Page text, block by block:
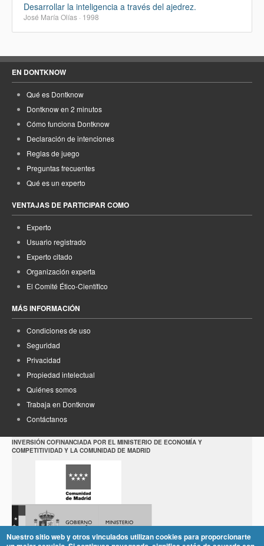
Desarrollar la inteligencia a través del ajedrez.
José María Olías · 1998
EN DONTKNOW
Qué es Dontknow
Dontknow en 2 minutos
Cómo funciona Dontknow
Declaración de intenciones
Reglas de juego
Preguntas frecuentes
Qué es un experto
VENTAJAS DE PARTICIPAR COMO
Experto
Usuario registrado
Experto citado
Organización experta
El Comité Ético-Científico
MÁS INFORMACIÓN
Condiciones de uso
Seguridad
Privacidad
Propiedad intelectual
Quiénes somos
Trabaja en Dontknow
Contáctanos
INVERSIÓN COFINANCIADA POR EL MINISTERIO DE ECONOMÍA Y
COMPETITIVIDAD Y LA COMUNIDAD DE MADRID
Nuestro sitio web y otros vinculados utilizan cookies para proporcionarte